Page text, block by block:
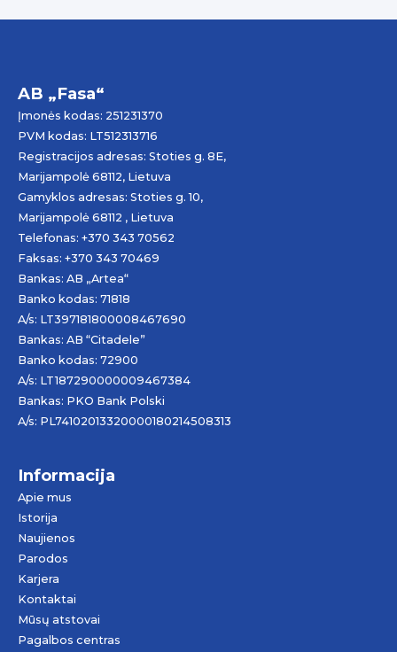
AB „Fasa“
Įmonės kodas: 251231370
PVM kodas: LT512313716
Registracijos adresas: Stoties g. 8E,
Marijampolė 68112, Lietuva
Gamyklos adresas: Stoties g. 10,
Marijampolė 68112 , Lietuva
Telefonas: +370 343 70562
Faksas: +370 343 70469
Bankas: AB „Artea“
Banko kodas: 71818
A/s: LT397181800008467690
Bankas: AB “Citadele”
Banko kodas: 72900
A/s: LT187290000009467384
Bankas: PKO Bank Polski
A/s: PL74102013320000180214508313
Informacija
Apie mus
Istorija
Naujienos
Parodos
Karjera
Kontaktai
Mūsų atstovai
Pagalbos centras